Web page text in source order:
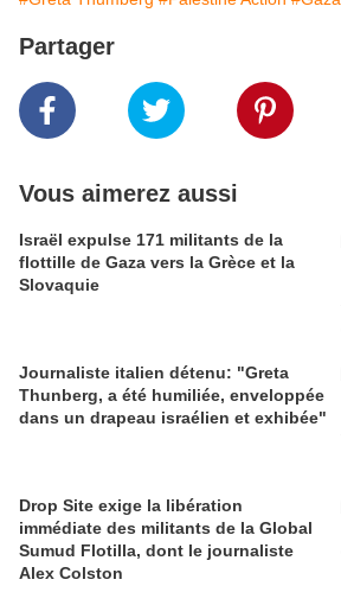
Partager
Vous aimerez aussi
Israël expulse 171 militants de la
flottille de Gaza vers la Grèce et la
Slovaquie
Journaliste italien détenu: "Greta
Thunberg, a été humiliée, enveloppée
dans un drapeau israélien et exhibée"
Drop Site exige la libération
immédiate des militants de la Global
Sumud Flotilla, dont le journaliste
Alex Colston